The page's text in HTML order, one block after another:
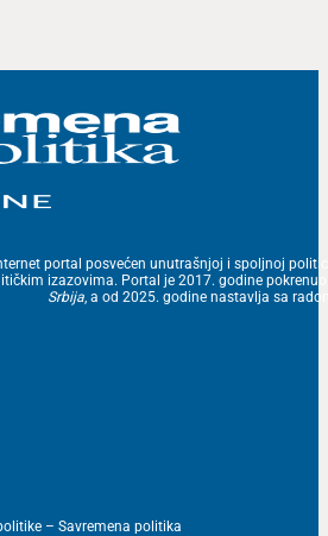
portal posvećen unutrašnjoj i spoljnoj
izazovima. Portal je 2017. godine
Srbija, a od 2025. godine nastavlja sa
– Savremena politika